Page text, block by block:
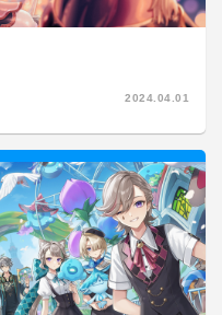
2024.04.01